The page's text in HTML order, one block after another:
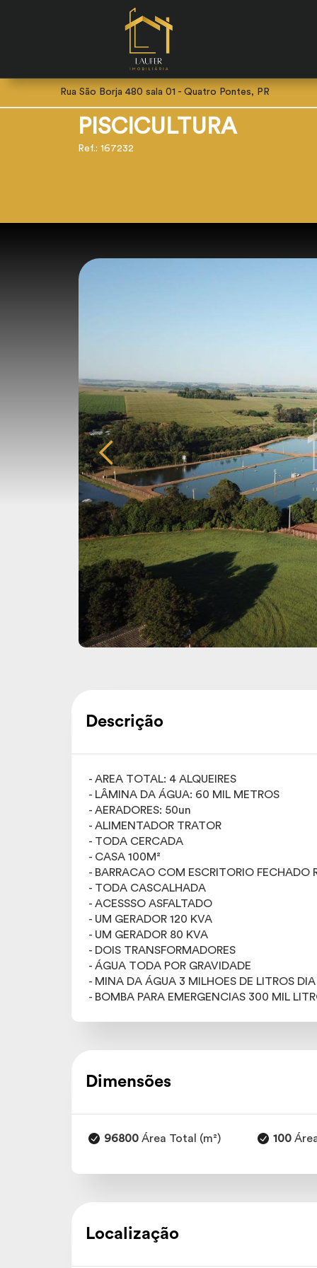
Rua São Borja 480 sala 01 - Quatro Pontes, PR
PISCICULTURA
Ref.: 167232
Descrição
- AREA TOTAL: 4 ALQUEIRES
- LÂMINA DA ÁGUA: 60 MIL METROS
- AERADORES: 50un
- ALIMENTADOR TRATOR
- TODA CERCADA
- CASA 100M²
- BARRACAO COM ESCRITORIO FECHADO
- TODA CASCALHADA
- ACESSSO ASFALTADO
- UM GERADOR 120 KVA
- UM GERADOR 80 KVA
- DOIS TRANSFORMADORES
- ÁGUA TODA POR GRAVIDADE
- MINA DA ÁGUA 3 MILHOES DE LITROS DIA
- BOMBA PARA EMERGENCIAS 300 MIL
Dimensões
96800Área Total (m²) 100
Localização